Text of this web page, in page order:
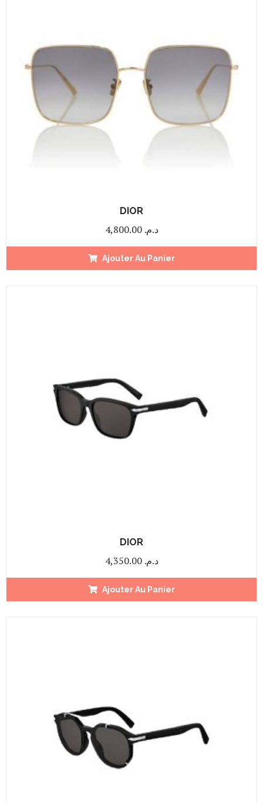
DIOR
د.م. 4,800.00
Ajouter Au Panier
DIOR
د.م. 4,350.00
Ajouter Au Panier